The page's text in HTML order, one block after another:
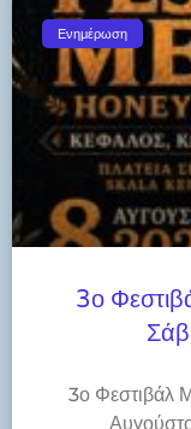
Ενημέρωση
3ο
3ο Φεστιβάλ